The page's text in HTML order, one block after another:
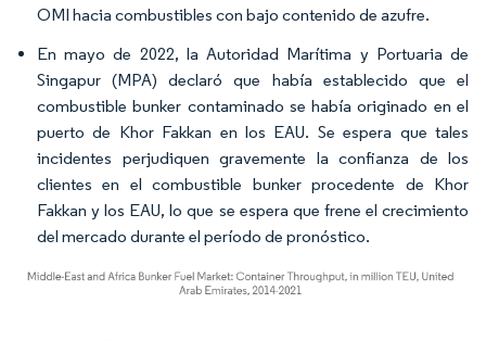
OMI hacia combustibles con bajo contenido de azufre.
En mayo de 2022, la Autoridad Marítima y Portuaria de
Singapur (MPA) declaró que había establecido que el
combustible bunker contaminado se había originado en el
puerto de Khor Fakkan en los EAU. Se espera que tales
incidentes perjudiquen gravemente la confianza de los
clientes en el combustible bunker procedente de Khor
Fakkan y los EAU, lo que se espera que frene el crecimiento
del mercado durante el período de pronóstico.